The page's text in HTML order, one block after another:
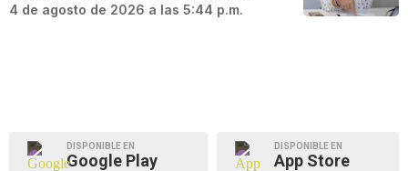
4 de agosto de 2026 a las 5:44 p.m.
DISPONIBLE EN
Google Play
DISPONIBLE EN
App Store